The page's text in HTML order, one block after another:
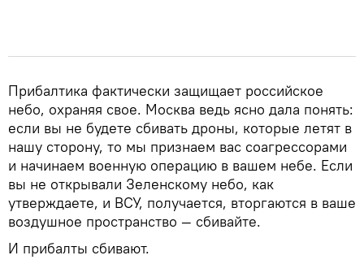
Прибалтика фактически защищает российское
небо, охраняя свое. Москва ведь ясно дала понять:
если вы не будете сбивать дроны, которые летят в
нашу сторону, то мы признаем вас соагрессорами
и начинаем военную операцию в вашем небе. Если
вы не открывали Зеленскому небо, как
утверждаете, и ВСУ, получается, вторгаются в ваше
воздушное пространство — сбивайте.
И прибалты сбивают.